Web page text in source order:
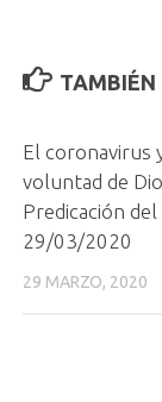
TAMBIÉN
El coronavirus
voluntad de
Predicación del
29/03/2020
29 MARZO, 2020